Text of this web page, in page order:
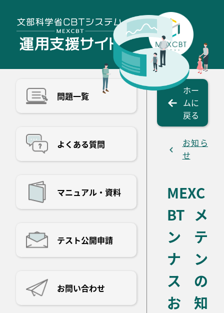
問題一覧
よくある質問
マニュアル・資料
テスト公開申請
お問い合わせ
ホー
ムに
戻る
お知ら
せ
MEXC
BTメ
ンテ
ナン
スの
お知